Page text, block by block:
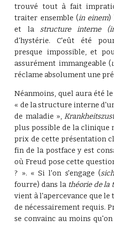
trouvé tout à fait
traiter ensemble (in einem)
et la structure interne
d'hystérie. C'eût été
presque impossible, et
assurément immangeable (
réclame absolument une
Néanmoins, quel aura été
« de la structure interne
de maladie »,
plus possible de la clinique
prix de cette présentation
fin de la postface y est
où Freud pose cette
? ». « Si l'on s'engage (
fourre) dans la théorie de la
vient à l'apercevance que
de nécessairement requis.
se convainc au moins